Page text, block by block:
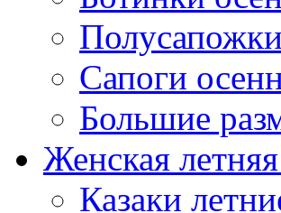
Сапоги
Большие
Женская
Казаки